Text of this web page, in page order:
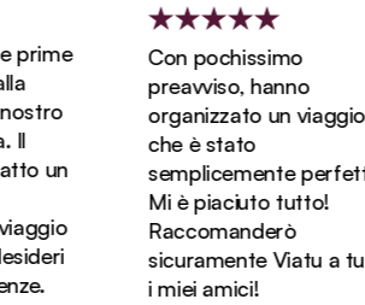
un
Con pochissimo
preavviso, hanno
organizzato un viaggio
che è stato
semplicemente perfetto.
Mi è piaciuto tutto!
Raccomanderò
sicuramente Viatu a tutti
i miei amici!